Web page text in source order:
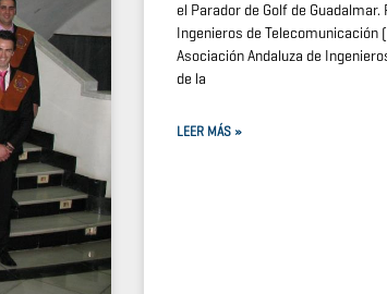
el Parador de Golf de
Ingenieros de Telecomunicación
Asociación Andaluza de
de la
LEER MÁS »